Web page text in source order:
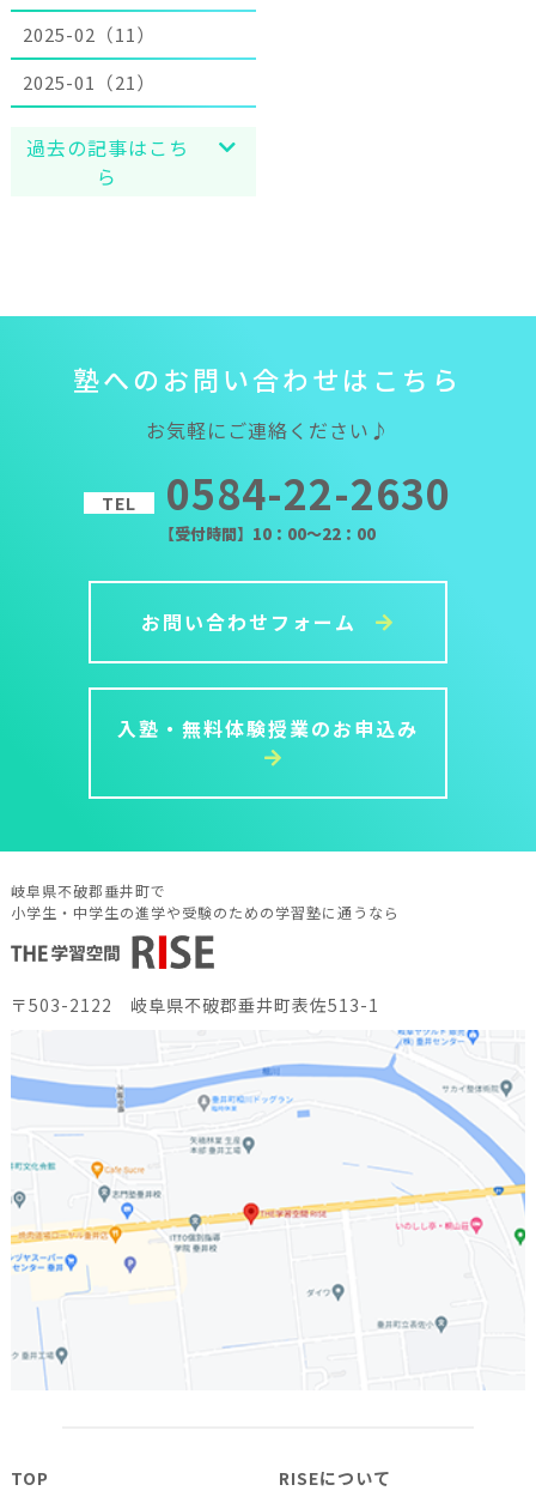
2025-02（11）
2025-01（21）
過去の記事はこち
ら
塾への お問い合わせは こ ち ら
お気軽にご連絡ください♪
TEL 0584-22-2630
【受付時間】10：00～22：00
お問い合わせフォーム
入塾・無料体験授業のお申込み
岐阜県不破郡垂井町で
小学生・中学生の進学や受験のための学習塾に通うなら
〒503-2122 岐阜県不破郡垂井町表佐513-1
TOP RISEについて